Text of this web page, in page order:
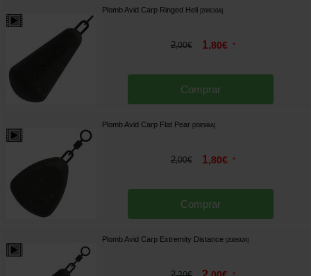
Plomb Avid Carp Ringed Heli [208610A]
2,00€ 1,80€ *
Comprar
Plomb Avid Carp Flat Pear [208598A]
2,00€ 1,80€ *
Comprar
Plomb Avid Carp Extremity Distance [208592A]